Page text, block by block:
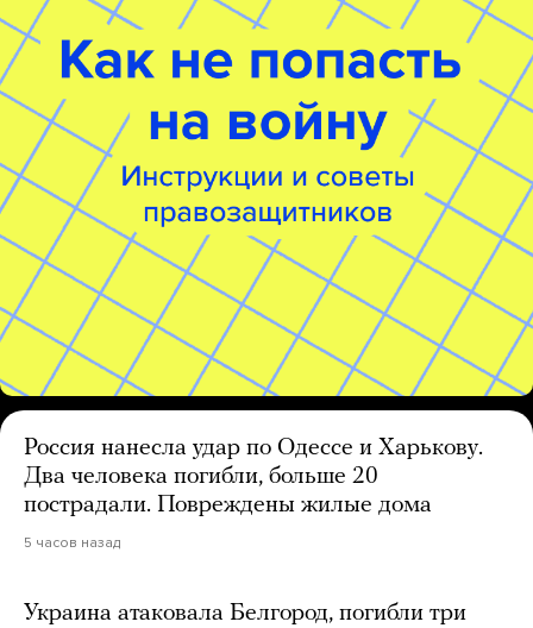
Россия нанесла удар по Одессе и Харькову.
Два человека погибли, больше 20
пострадали. Повреждены жилые дома
5 часов назад
Украина атаковала Белгород, погибли три